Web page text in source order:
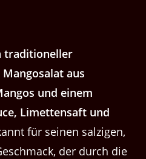
traditioneller
aus
und einem
Limettensaft und
für seinen salzigen,
der durch die